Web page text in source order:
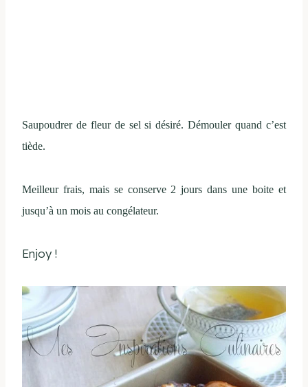
Saupoudrer de fleur de sel si désiré. Démouler quand c’est
tiède.
Meilleur frais, mais se conserve 2 jours dans une boite et
jusqu’à un mois au congélateur.
Enjoy !